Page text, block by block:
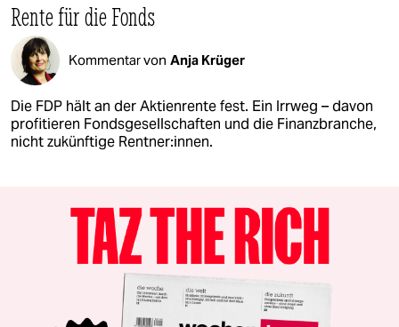
Rente für die Fonds
Kommentar von Anja Krüger
Die FDP hält an der Aktienrente fest. Ein Irrweg – davon
profitieren Fondsgesellschaften und die Finanzbranche,
nicht zukünftige Rentner:innen.